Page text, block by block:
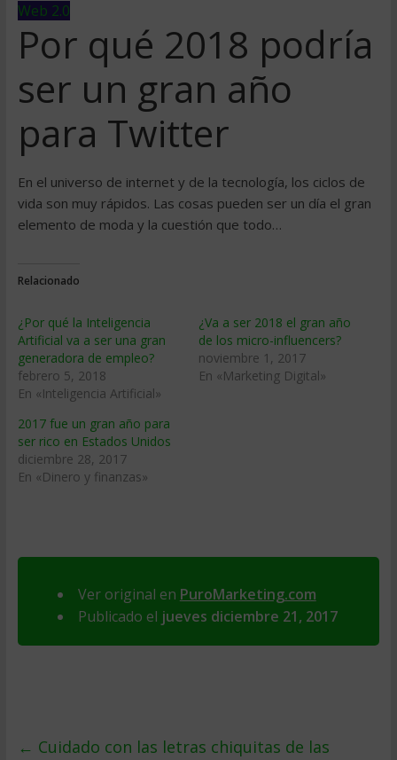
Web 2.0
Por qué 2018 podría
ser un gran año
para Twitter
En el universo de internet y de la tecnología, los ciclos de
vida son muy rápidos. Las cosas pueden ser un día el gran
elemento de moda y la cuestión que todo…
Relacionado
¿Por qué la Inteligencia
Artificial va a ser una gran
generadora de empleo?
febrero 5, 2018
En «Inteligencia Artificial»
¿Va a ser 2018 el gran año
de los micro-influencers?
noviembre 1, 2017
En «Marketing Digital»
2017 fue un gran año para
ser rico en Estados Unidos
diciembre 28, 2017
En «Dinero y finanzas»
Ver original en PuroMarketing.com
Publicado el jueves diciembre 21, 2017
← Cuidado con las letras chiquitas de las